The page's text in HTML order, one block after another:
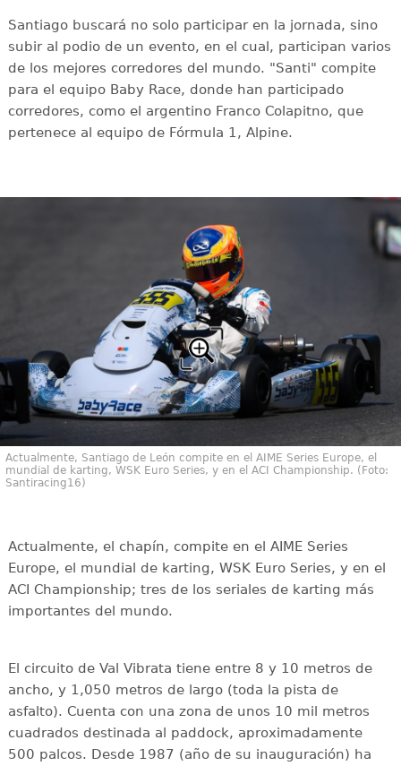
Santiago buscará no solo participar en la jornada, sino
subir al podio de un evento, en el cual, participan varios
de los mejores corredores del mundo. "Santi" compite
para el equipo Baby Race, donde han participado
corredores, como el argentino Franco Colapitno, que
pertenece al equipo de Fórmula 1, Alpine.
Actualmente, Santiago de León compite en el AIME Series Europe, el
mundial de karting, WSK Euro Series, y en el ACI Championship. (Foto:
Santiracing16)
Actualmente, el chapín, compite en el AIME Series
Europe, el mundial de karting, WSK Euro Series, y en el
ACI Championship; tres de los seriales de karting más
importantes del mundo.
El circuito de Val Vibrata tiene entre 8 y 10 metros de
ancho, y 1,050 metros de largo (toda la pista de
asfalto). Cuenta con una zona de unos 10 mil metros
cuadrados destinada al paddock, aproximadamente
500 palcos. Desde 1987 (año de su inauguración) ha